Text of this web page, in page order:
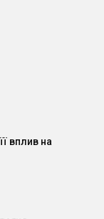
вплив на